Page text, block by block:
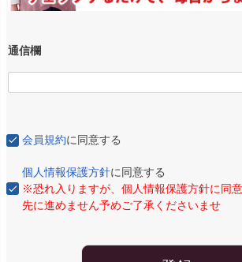
通信欄
会員規約に同意する
個人情報保護方針に同意する
※恐れ入りますが、個人情報保護方針に同
先に進めません予めご了承くださいませ